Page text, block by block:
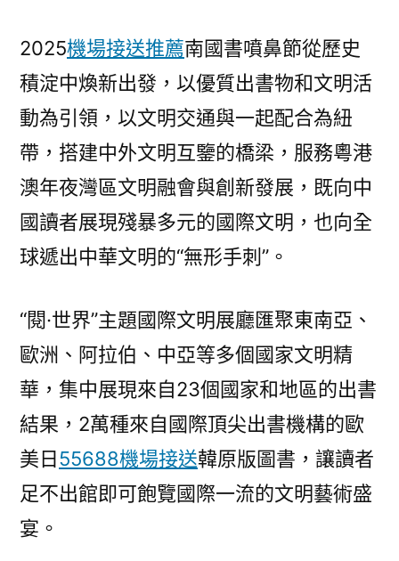
2025機場接送推薦南國書噴鼻節從歷史
積淀中煥新出發，以優質出書物和文明活
動為引領，以文明交通與一起配合為紐
帶，搭建中外文明互鑒的橋梁，服務粵港
澳年夜灣區文明融會與創新發展，既向中
國讀者展現殘暴多元的國際文明，也向全
球遞出中華文明的“無形手刺”。
“閱·世界”主題國際文明展廳匯聚東南亞、
歐洲、阿拉伯、中亞等多個國家文明精
華，集中展現來自23個國家和地區的出書
結果，2萬種來自國際頂尖出書機構的歐
美日55688機場接送韓原版圖書，讓讀者
足不出館即可飽覽國際一流的文明藝術盛
宴。